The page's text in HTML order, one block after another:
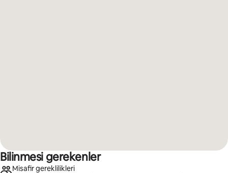
Bilinmesi gerekenler
Misafir gereklilikleri